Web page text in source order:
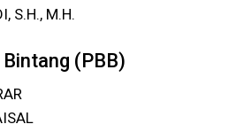
S.H., M.H.
(PBB)